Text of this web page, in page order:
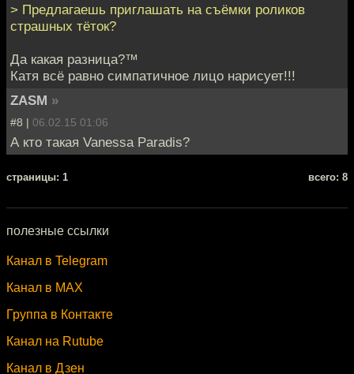
> Предлагаешь приглашать на съёмки роликов
страшных тёток?
Да какая разница?™
Катя всё равно симпатичное лицо нарисует!!!
ZASM »
#8 | 06.02.15 01:06
А кто такая Vanessa Paradis?
cтраницы: 1 всего: 8
полезные ссылки
Канал в Telegram
Канал в MAX
Группа в Контакте
Канал на Rutube
Канал в Дзен